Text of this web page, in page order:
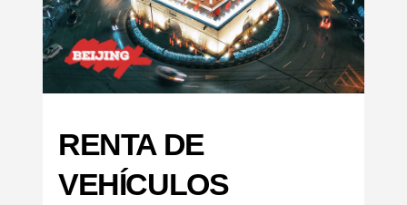
RENTA DE
VEHÍCULOS